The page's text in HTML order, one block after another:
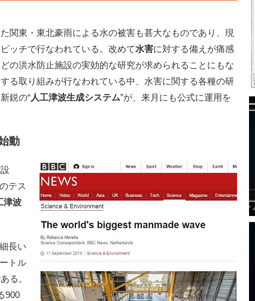
東・東北豪雨による水の被害も甚大なものであり、現
ッチで行なわれている。改めて水害に対する備えが痛感
の洪水防止施設の実効的な研究が求められることにもな
る取り組みが行なわれている中、水害に関する各種の研
鋭の“人工津波生成システム”が、来月にも公式に運用を
動
テス
津波
長い
トル
る。
900